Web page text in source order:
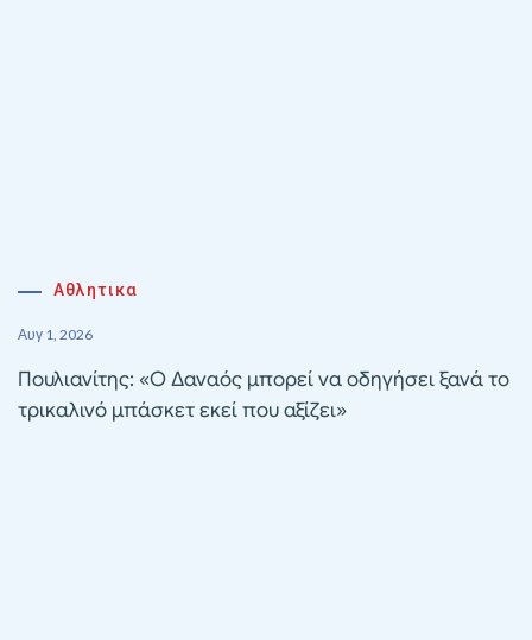
Αθλητικα
Αυγ 1, 2026
Πουλιανίτης: «Ο Δαναός μπορεί να οδηγήσει ξανά το
τρικαλινό μπάσκετ εκεί που αξίζει»